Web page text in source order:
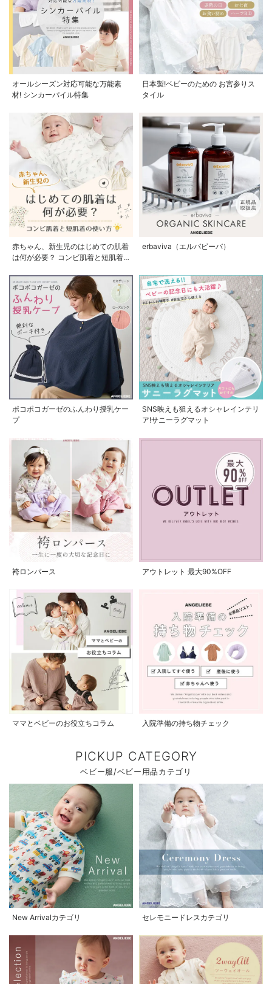
オールシーズン対応可能な万能素
材! シンカーパイル特集
日本製!ベビーのための お宮参りス
タイル
赤ちゃん、新生児のはじめての肌着
は何が必要？ コンビ肌着と短肌着
erbaviva（エルバビーバ）
ポコポコガーゼのふんわり授乳ケー
プ
SNS映えも狙えるオシャレインテリ
ア!サニーラグマット
袴ロンパース アウトレット 最大90%OFF
ママとベビーのお役立ちコラム 入院準備の持ち物チェック
PICKUP CATEGORY
ベビー服/ベビー用品カテゴリ
New Arrivalカテゴリ セレモニードレスカテゴリ